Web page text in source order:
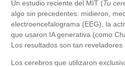
Un estudio reciente del MIT (Tu
algo sin precedentes: midieron,
electroencefalograma (EEG), la
que usaron IA generativa (como
Los resultados son tan reveladores
Los cerebros que utilizaron